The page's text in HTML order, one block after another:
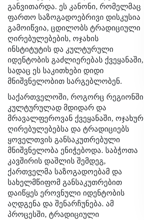
განვითარდა. ეს კანონი, რომელმაც
ფართო საზოგადოებრივი დისკუსია
გამოიწვია, ცდილობს ტრადიციული
ღირებულებების, ოჯახის
ინსტიტუტის და კულტურული
იდენტობის გაძლიერებას ქვეყანაში,
სადაც ეს საკითხები დიდი
მნიშვნელობით სარგებლობენ.
საქართველოში, როგორც რეგიონში
კულტურულად მდიდარ და
მრავალფეროვან ქვეყანაში, ოჯახურ
ღირებულებებსა და ტრადიციებს
ყოველთვის განსაკუთრებული
მნიშვნელობა ენიჭებოდა. საბჭოთა
კავშირის დაშლის შემდეგ,
ქართველმა საზოგადოებამ და
სახელმწიფომ განსაკუთრებით
დაიწყეს ეროვნული იდენტობის
აღდგენა და შენარჩუნება. ამ
პროცესში, ტრადიციული